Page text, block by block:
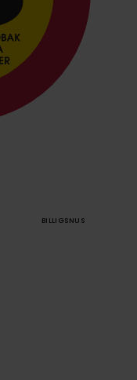
BILLIGSNUS